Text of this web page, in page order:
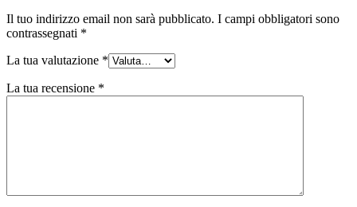
Contenitore
Il tuo indirizzo email non sarà pubblicato. I campi obbligatori sono
contrassegnati *
La tua valutazione *
La tua recensione *